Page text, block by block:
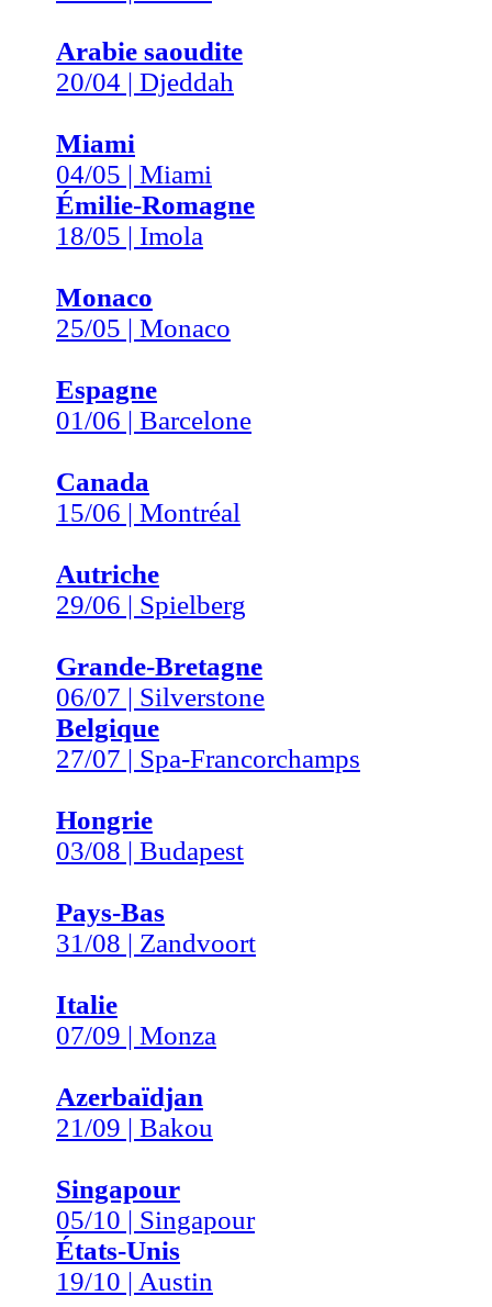
Arabie saoudite
20/04 | Djeddah
Miami
04/05 | Miami
Émilie-Romagne
18/05 | Imola
Monaco
25/05 | Monaco
Espagne
01/06 | Barcelone
Canada
15/06 | Montréal
Autriche
29/06 | Spielberg
Grande-Bretagne
06/07 | Silverstone
Belgique
27/07 | Spa-Francorchamps
Hongrie
03/08 | Budapest
Pays-Bas
31/08 | Zandvoort
Italie
07/09 | Monza
Azerbaïdjan
21/09 | Bakou
Singapour
05/10 | Singapour
États-Unis
19/10 | Austin